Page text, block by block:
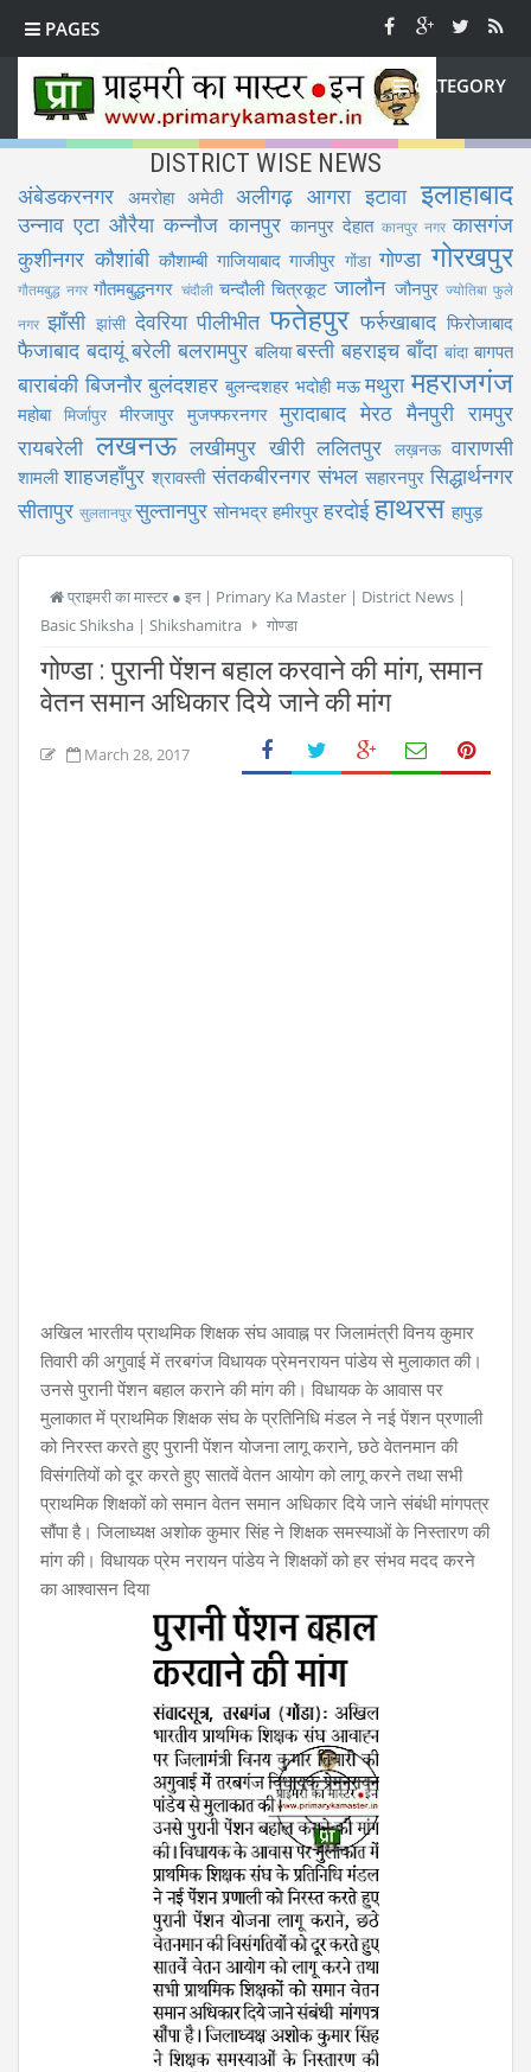
PAGES
CATEGORY
DISTRICT WISE NEWS
अंबेडकरनगर अमरोहा अमेठी अलीगढ़ आगरा इटावा इलाहाबाद
उन्नाव एटा औरैया कन्नौज कानपुर कानपुर देहात कानपुर नगर कासगंज
कुशीनगर कौशांबी कौशाम्बी गाजियाबाद गाजीपुर गोंडा गोण्डा गोरखपुर
गौतमबुद्ध नगर गौतमबुद्धनगर चंदौली चन्दौली चित्रकूट जालौन जौनपुर ज्योतिबा फुले
नगर झाँसी झांसी देवरिया पीलीभीत फतेहपुर फर्रुखाबाद फिरोजाबाद
फैजाबाद बदायूं बरेली बलरामपुर बलिया बस्ती बहराइच बाँदा बांदा बागपत
बाराबंकी बिजनौर बुलंदशहर बुलन्दशहर भदोही मऊ मथुरा महराजगंज
महोबा मिर्जापुर मीरजापुर मुजफ्फरनगर मुरादाबाद मेरठ मैनपुरी रामपुर
रायबरेली लखनऊ लखीमपुर खीरी ललितपुर लख़नऊ वाराणसी
शामली शाहजहाँपुर श्रावस्ती संतकबीरनगर संभल सहारनपुर सिद्धार्थनगर
सीतापुर सुलतानपुरसुल्तानपुर सोनभद्र हमीरपुर हरदोई हाथरस हापुड़
प्राइमरी का मास्टर ● इन | Primary Ka Master | District News |
Basic Shiksha | Shikshamitra
गोण्डा
गोण्डा : पुरानी पेंशन बहाल करवाने की मांग, समान
वेतन समान अधिकार दिये जाने की मांग
March 28, 2017
अखिल भारतीय प्राथमिक शिक्षक संघ आवाह्न पर जिलामंत्री विनय कुमार
तिवारी की अगुवाई में तरबगंज विधायक प्रेमनरायन पांडेय से मुलाकात की।
उनसे पुरानी पेंशन बहाल कराने की मांग की। विधायक के आवास पर
मुलाकात में प्राथमिक शिक्षक संघ के प्रतिनिधि मंडल ने नई पेंशन प्रणाली
को निरस्त करते हुए पुरानी पेंशन योजना लागू कराने, छठे वेतनमान की
विसंगतियों को दूर करते हुए सातवें वेतन आयोग को लागू करने तथा सभी
प्राथमिक शिक्षकों को समान वेतन समान अधिकार दिये जाने संबंधी मांगपत्र
सौंपा है। जिलाध्यक्ष अशोक कुमार सिंह ने शिक्षक समस्याओं के निस्तारण की
मांग की। विधायक प्रेम नरायन पांडेय ने शिक्षकों को हर संभव मदद करने
का आश्वासन दिया